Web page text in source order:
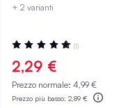
+ 2 varianti
Valutazione:
100%
(1)
2,29 €
Prezzo normale: 4,99 €
Prezzo più basso: 2,89 €